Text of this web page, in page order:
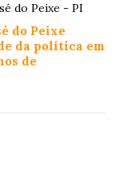
do Peixe - PI
do Peixe
da política em
de